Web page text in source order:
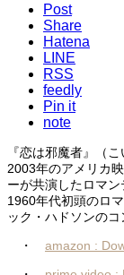
Post
Share
Hatena
LINE
RSS
feedly
Pin it
note
『恋は邪魔者』（
2003年のアメリカ
ーが共演したロマン
1960年代初頭のロ
ック・ハドソンのコ
・ amazon :